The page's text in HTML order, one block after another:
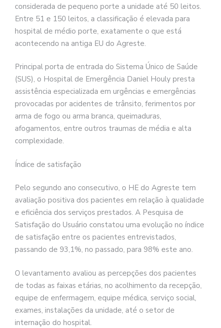
considerada de pequeno porte a unidade até 50 leitos.
Entre 51 e 150 leitos, a classificação é elevada para
hospital de médio porte, exatamente o que está
acontecendo na antiga EU do Agreste.
Principal porta de entrada do Sistema Único de Saúde
(SUS), o Hospital de Emergência Daniel Houly presta
assistência especializada em urgências e emergências
provocadas por acidentes de trânsito, ferimentos por
arma de fogo ou arma branca, queimaduras,
afogamentos, entre outros traumas de média e alta
complexidade.
Índice de satisfação
Pelo segundo ano consecutivo, o HE do Agreste tem
avaliação positiva dos pacientes em relação à qualidade
e eficiência dos serviços prestados. A Pesquisa de
Satisfação do Usuário constatou uma evolução no índice
de satisfação entre os pacientes entrevistados,
passando de 93,1%, no passado, para 98% este ano.
O levantamento avaliou as percepções dos pacientes
de todas as faixas etárias, no acolhimento da recepção,
equipe de enfermagem, equipe médica, serviço social,
exames, instalações da unidade, até o setor de
internação do hospital.